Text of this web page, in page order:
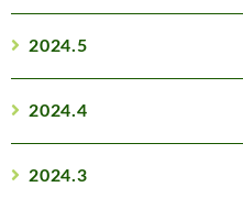
2024.5
2024.4
2024.3